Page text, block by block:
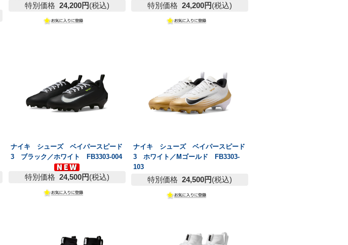
特別価格 24,200円(税込) 特別価格 24,200円(税込)
ナイキ シューズ ベイパースピード
3 ブラック／ホワイト FB3303-004
特別価格 24,500円(税込)
ナイキ シューズ ベイパースピード
3 ホワイト／Mゴールド FB3303-
103
特別価格 24,500円(税込)